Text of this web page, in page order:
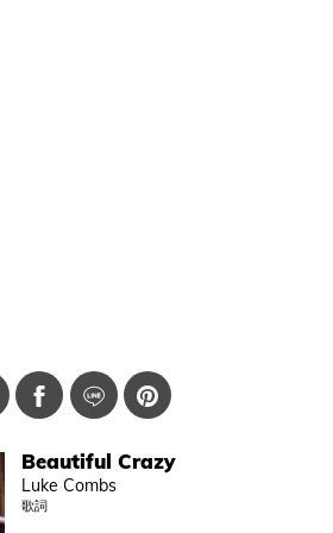
Beautiful Crazy
Luke Combs
歌詞